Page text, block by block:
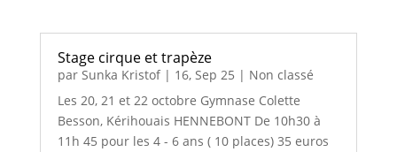
Stage cirque et trapèze
par Sunka Kristof| 16, Sep 25 | Non classé
Les 20, 21 et 22 octobre Gymnase Colette
Besson, Kérihouais HENNEBONT De 10h30 à
11h 45 pour les 4 - 6 ans ( 10 places) 35 euros